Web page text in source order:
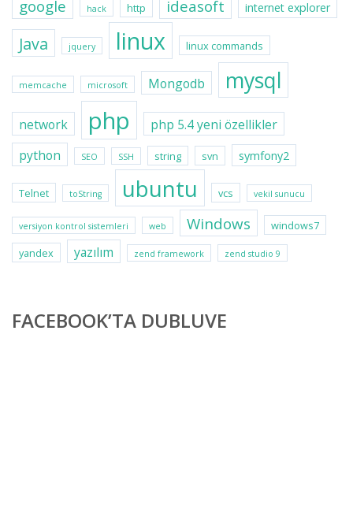
google hack http ideasoft internet explorer
Java jquery linux linux commands
memcache microsoft Mongodb mysql
network php
php 5.4 yeni özellikler
python
SEO SSH string svn symfony2
Telnet toString ubuntu vcs vekil sunucu
versiyon kontrol sistemleri web Windows
windows7
yandex
yazılım zend framework zend studio 9
FACEBOOK’TA DUBLUVE